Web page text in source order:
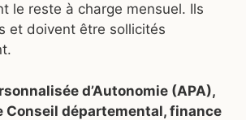
le reste à charge mensuel. Ils
et doivent être sollicités
d’Autonomie (APA),
Conseil départemental, finance